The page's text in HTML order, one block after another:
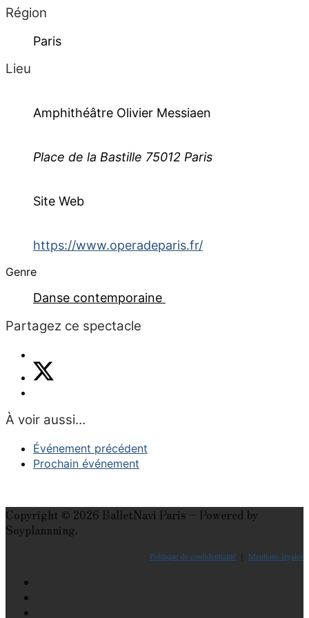
Région
Paris
Lieu
Amphithéâtre Olivier Messiaen
Place de la Bastille 75012 Paris
Site Web
https://www.operadeparis.fr/
Genre
Danse contemporaine
Partagez ce spectacle
À voir aussi…
Événement précédent
Prochain événement
Copyright © 2026 BalletNavi Paris – Powered by
Soyplannning.
Politique de confidentialité Mentions légales